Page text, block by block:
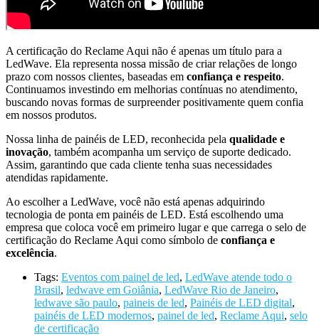
A certificação do Reclame Aqui não é apenas um título para a
LedWave. Ela representa nossa missão de criar relações de longo
prazo com nossos clientes, baseadas em confiança e respeito.
Continuamos investindo em melhorias contínuas no atendimento,
buscando novas formas de surpreender positivamente quem confia
em nossos produtos.
Nossa linha de painéis de LED, reconhecida pela qualidade e
inovação, também acompanha um serviço de suporte dedicado.
Assim, garantindo que cada cliente tenha suas necessidades
atendidas rapidamente.
Ao escolher a LedWave, você não está apenas adquirindo
tecnologia de ponta em painéis de LED. Está escolhendo uma
empresa que coloca você em primeiro lugar e que carrega o selo de
certificação do Reclame Aqui como símbolo de confiança e
excelência.
Tags: Eventos com painel de led, LedWave atende todo o
Brasil, ledwave em Goiânia, LedWave Rio de Janeiro,
ledwave são paulo, paineis de led, Painéis de LED digital,
painéis de LED modernos, painel de led, Reclame Aqui, selo
de certificação